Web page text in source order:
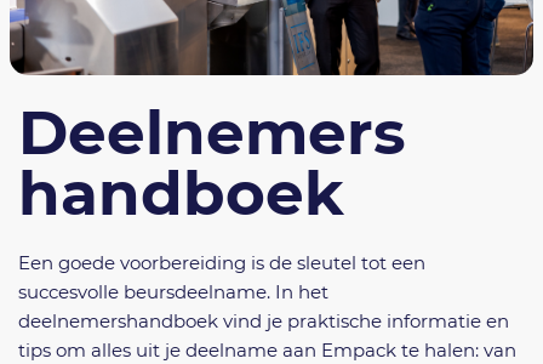
Deelnemers
handboek
Een goede voorbereiding is de sleutel tot een
succesvolle beursdeelname. In het
deelnemershandboek vind je praktische informatie en
tips om alles uit je deelname aan Empack te halen: van